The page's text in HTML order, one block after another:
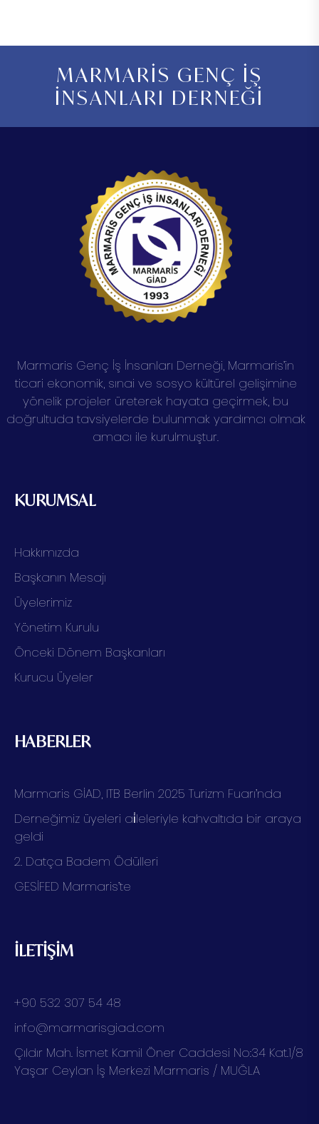
MARMARİS GENÇ İŞ
İNSANLARI DERNEĞİ
Marmaris Genç İş İnsanları Derneği, Marmaris’in
ticari ekonomik, sınai ve sosyo kültürel gelişimine
yönelik projeler üreterek hayata geçirmek, bu
doğrultuda tavsiyelerde bulunmak yardımcı olmak
amacı ile kurulmuştur.
KURUMSAL
Hakkımızda
Başkanın Mesajı
Üyelerimiz
Yönetim Kurulu
Önceki Dönem Başkanları
Kurucu Üyeler
HABERLER
Marmaris GİAD, ITB Berlin 2025 Turizm Fuarı’nda
Derneğimiz üyeleri ai̇leleriyle kahvaltıda bir araya
geldi
2. Datça Badem Ödülleri
GESİFED Marmaris’te
İLETİŞİM
+90 532 307 54 48
info@marmarisgiad.com
Çıldır Mah. İsmet Kamil Öner Caddesi No:34 Kat.1/8
Yaşar Ceylan İş Merkezi Marmaris / MUĞLA